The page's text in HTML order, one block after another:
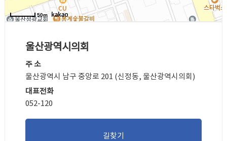
50m
울산광역시의회
주 소
울산광역시 남구 중앙로 201 (신정동, 울산광역시의회)
대표전화
052-120
길찾기